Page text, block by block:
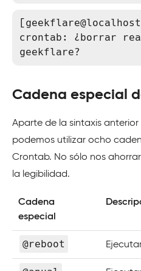
crontab: ¿borrar
geekflare?
Cadena especial
Aparte de la sintaxis
podemos utilizar ocho
Crontab. No sólo nos
la legibilidad.
Cadena
especial
@reboot